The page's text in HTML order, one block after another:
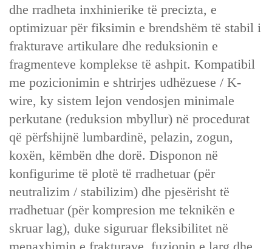
dhe rradheta inxhinierike të precizta, e
optimizuar për fiksimin e brendshëm të stabil i
frakturave artikulare dhe reduksionin e
fragmenteve komplekse të ashpit. Kompatibil
me pozicionimin e shtrirjes udhëzuese / K-
wire, ky sistem lejon vendosjen minimale
perkutane (reduksion mbyllur) në procedurat
që përfshijnë lumbardinë, pelazin, zogun,
koxën, këmbën dhe dorë. Disponon në
konfigurime të plotë të rradhetuar (për
neutralizim / stabilizim) dhe pjesërisht të
rradhetuar (për kompresion me teknikën e
skruar lag), duke siguruar fleksibilitet në